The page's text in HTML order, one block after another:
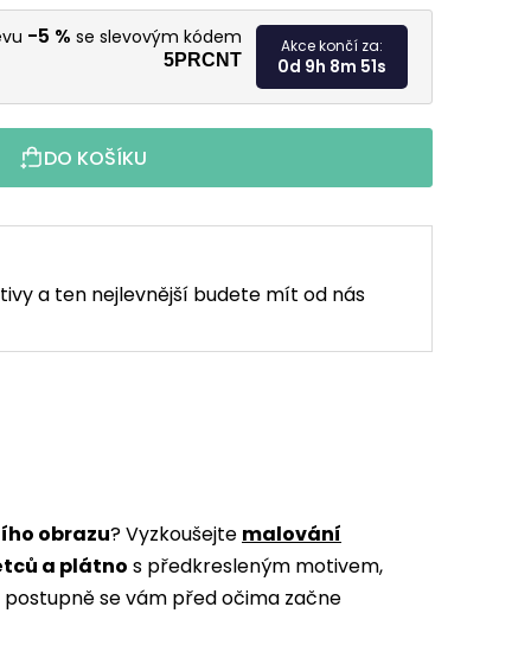
Měrná
-5 % se slevovým kódem
5PRCNT
Akce končí za:
0d 9h 8m 50s
DO KOŠÍKU
a ten nejlevnější budete mít od nás
obrazu? Vyzkoušejte malování
a plátno s předkresleným motivem,
se vám před očima začne